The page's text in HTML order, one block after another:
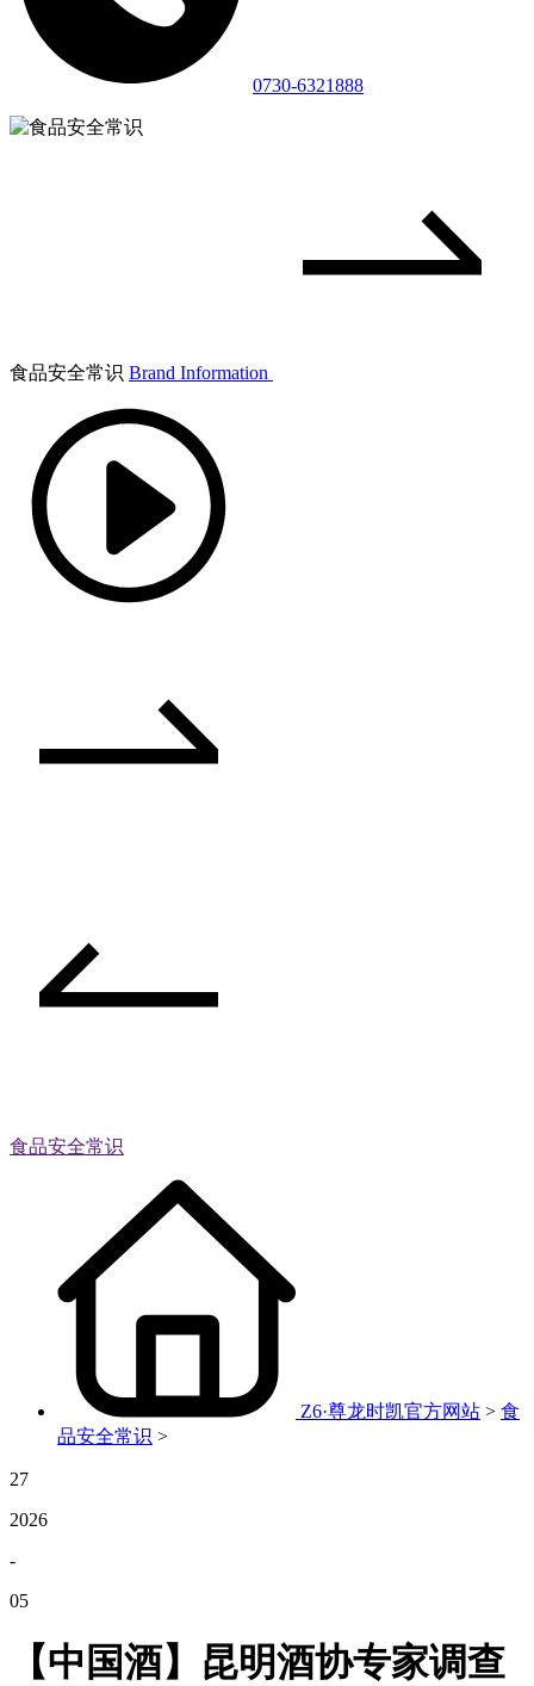
0730-6321888
食品安全常识 Brand Information
食品安全常识
Z6·尊龙时凯官方网站 > 食
品安全常识 >
27
2026
-
05
【中国酒】昆明酒协专家调查